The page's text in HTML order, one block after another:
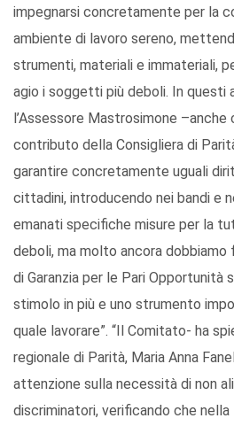
impegnarsi concretamente per la
ambiente di lavoro sereno,
strumenti, materiali e immateriali,
agio i soggetti più deboli. In questi
l’Assessore Mastrosimone –anche
contributo della Consigliera di
garantire concretamente uguali
cittadini, introducendo nei bandi e
emanati specifiche misure per la
deboli, ma molto ancora dobbiamo
di Garanzia per le Pari Opportunità
stimolo in più e uno strumento
quale lavorare”. “Il Comitato- ha
regionale di Parità, Maria Anna
attenzione sulla necessità di non
discriminatori, verificando che nella